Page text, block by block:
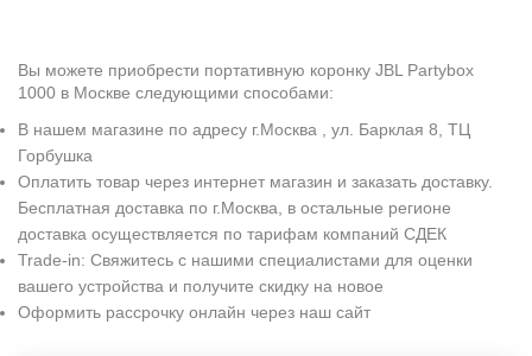
Вы можете приобрести портативную коронку JBL Partybox
1000 в Москве следующими способами:
В нашем магазине по адресу г.Москва , ул. Барклая 8, ТЦ
Горбушка
Оплатить товар через интернет магазин и заказать доставку.
Бесплатная доставка по г.Москва, в остальные регионе
доставка осуществляется по тарифам компаний СДЕК
Trade-in: Свяжитесь с нашими специалистами для оценки
вашего устройства и получите скидку на новое
Оформить рассрочку онлайн через наш сайт